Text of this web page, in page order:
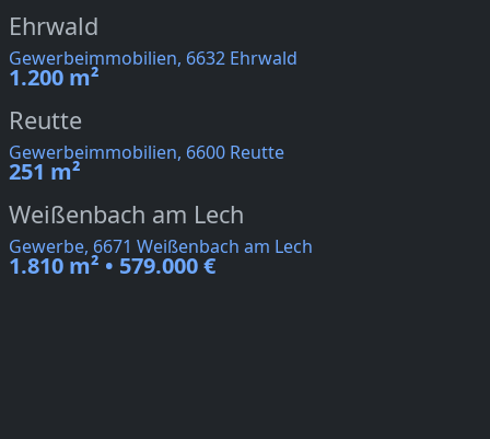
Ehrwald
Gewerbeimmobilien, 6632 Ehrwald
1.200 m²
Reutte
Gewerbeimmobilien, 6600 Reutte
251 m²
Weißenbach am Lech
Gewerbe, 6671 Weißenbach am Lech
1.810 m² • 579.000 €